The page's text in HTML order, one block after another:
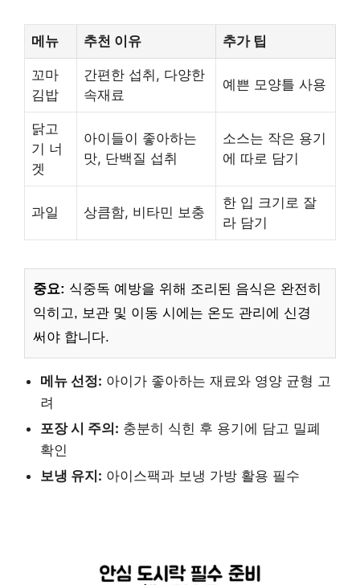
메뉴 추천 이유 추가 팁
꼬마
김밥
간편한 섭취, 다양한
속재료
예쁜 모양틀 사용
닭고
기 너
겟
아이들이 좋아하는
맛, 단백질 섭취
소스는 작은 용기
에 따로 담기
과일 상큼함, 비타민 보충
한 입 크기로 잘
라 담기
중요: 식중독 예방을 위해 조리된 음식은 완전히
익히고, 보관 및 이동 시에는 온도 관리에 신경
써야 합니다.
메뉴 선정: 아이가 좋아하는 재료와 영양 균형 고
려
포장 시 주의: 충분히 식힌 후 용기에 담고 밀폐
확인
보냉 유지: 아이스팩과 보냉 가방 활용 필수